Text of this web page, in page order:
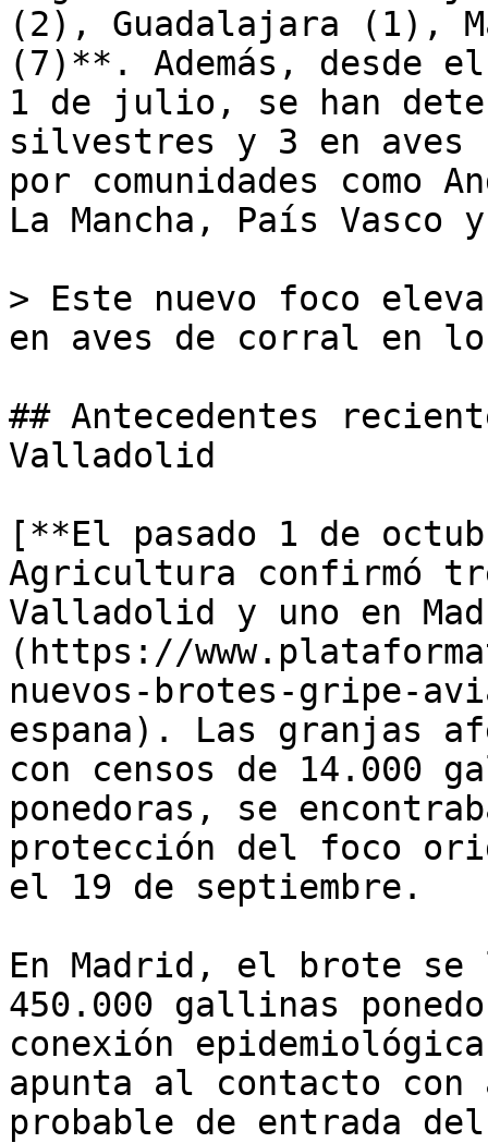
(2), Guadalajara (1),
(7)**. Además, desde
1 de julio, se han
silvestres y 3 en
por comunidades
La Mancha, País Vasco
> Este nuevo foco
en aves de corral en lo
## Antecedentes
Valladolid
[**El pasado 1 de
Agricultura confirmó
Valladolid y uno en
(https://
nuevos-brotes-gripe-
espana). Las granjas
con censos de 14.000
ponedoras, se
protección del foco
el 19 de septiembre.
En Madrid, el brote se
450.000 gallinas
conexión
apunta al contacto
probable de entrada